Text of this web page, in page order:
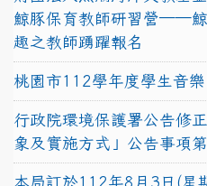
鯨豚保育教師研習營──
趣之教師踴躍報名
桃園市112學年度學生音
行政院環境保護署公告修
象及實施方式」公告事項
本局訂於112年8月3日(星